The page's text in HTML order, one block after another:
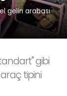
gelin arabası
gibi
tipini